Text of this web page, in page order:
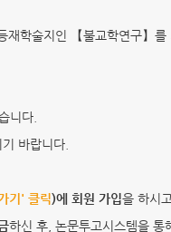
학술지인 【불교학연구】
니다.
바랍니다.
기' 클릭)에 회원 가입을 하시
하신 후, 논문투고시스템을 통